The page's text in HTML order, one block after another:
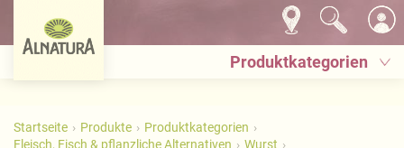
Produktkategorien
Startseite Produkte
Produktkategorien
Fleisch, Fisch & pflanzliche Alternativen
Wurst